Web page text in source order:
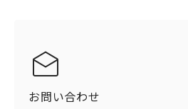
お問い合わせ